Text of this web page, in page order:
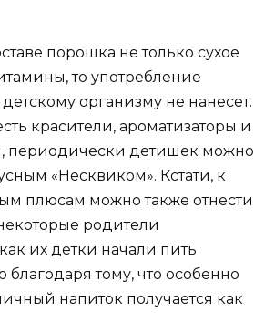
порошка не только сухое
то употребление
организму не нанесет.
красители, ароматизаторы и
периодически детишек можно
«Несквиком». Кстати, к
плюсам можно также отнести
родители
их детки начали пить
тому, что особенно
напиток получается как